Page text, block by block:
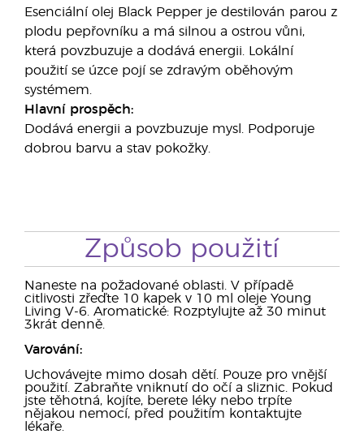
Esenciální olej Black Pepper je destilován parou z
plodu pepřovníku a má silnou a ostrou vůni,
která povzbuzuje a dodává energii. Lokální
použití se úzce pojí se zdravým oběhovým
systémem.
Hlavní prospěch:
Dodává energii a povzbuzuje mysl. Podporuje
dobrou barvu a stav pokožky.
Způsob použití
Naneste na požadované oblasti. V případě
citlivosti zřeďte 10 kapek v 10 ml oleje Young
Living V-6. Aromatické: Rozptylujte až 30 minut
3krát denně.
Varování:
Uchovávejte mimo dosah dětí. Pouze pro vnější
použití. Zabraňte vniknutí do očí a sliznic. Pokud
jste těhotná, kojíte, berete léky nebo trpíte
nějakou nemocí, před použitím kontaktujte
lékaře.